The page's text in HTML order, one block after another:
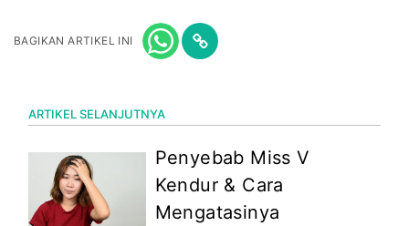
BAGIKAN ARTIKEL INI
ARTIKEL SELANJUTNYA
Penyebab Miss V
Kendur & Cara
Mengatasinya